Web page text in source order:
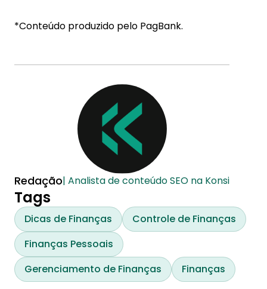
*Conteúdo produzido pelo PagBank.
Redação| Analista de conteúdo SEO na Konsi
Tags
Dicas de Finanças
Controle de Finanças
Finanças Pessoais
Gerenciamento de Finanças
Finanças